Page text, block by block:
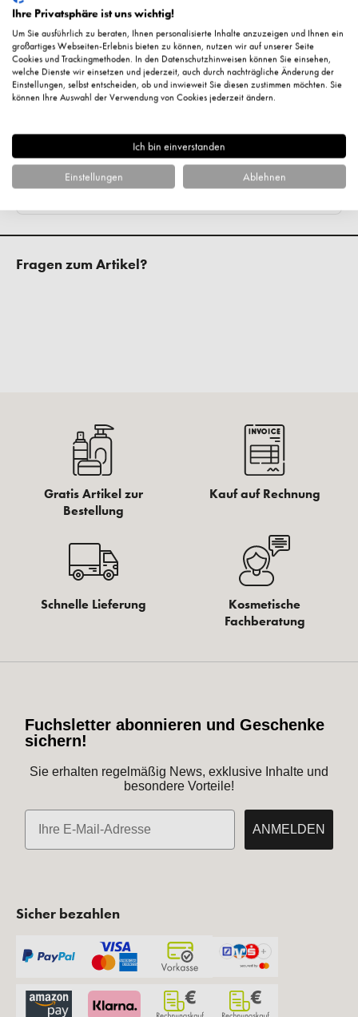
Fragen zum Artikel?
Gratis Artikel zur
Bestellung
Kauf auf Rechnung
Schnelle Lieferung
Kosmetische
Fachberatung
Fuchsletter abonnieren und Geschenke
sichern!
Sie erhalten regelmäßig News, exklusive Inhalte und
besondere Vorteile!
E-Mail
ANMELDEN
Sicher bezahlen
Ihre Privatsphäre ist uns wichtig!
Um Sie ausführlich zu beraten, Ihnen personalisierte Inhalte anzuzeigen und Ihnen ein
großartiges Webseiten-Erlebnis bieten zu können, nutzen wir auf unserer Seite
Cookies und Trackingmethoden. In den Datenschutzhinweisen können Sie einsehen,
welche Dienste wir einsetzen und jederzeit, auch durch nachträgliche Änderung der
Einstellungen, selbst entscheiden, ob und inwieweit Sie diesen zustimmen möchten. Sie
können Ihre Auswahl der Verwendung von Cookies jederzeit ändern.
Ich bin einverstanden
Einstellungen Ablehnen